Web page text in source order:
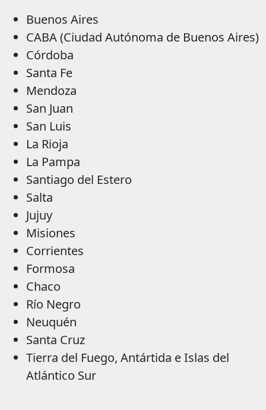
Buenos Aires
CABA (Ciudad Autónoma de Buenos Aires)
Córdoba
Santa Fe
Mendoza
San Juan
San Luis
La Rioja
La Pampa
Santiago del Estero
Salta
Jujuy
Misiones
Corrientes
Formosa
Chaco
Río Negro
Neuquén
Santa Cruz
Tierra del Fuego, Antártida e Islas del
Atlántico Sur